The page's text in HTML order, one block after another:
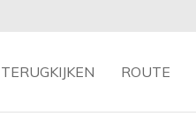
TERUGKIJKEN ROUTE